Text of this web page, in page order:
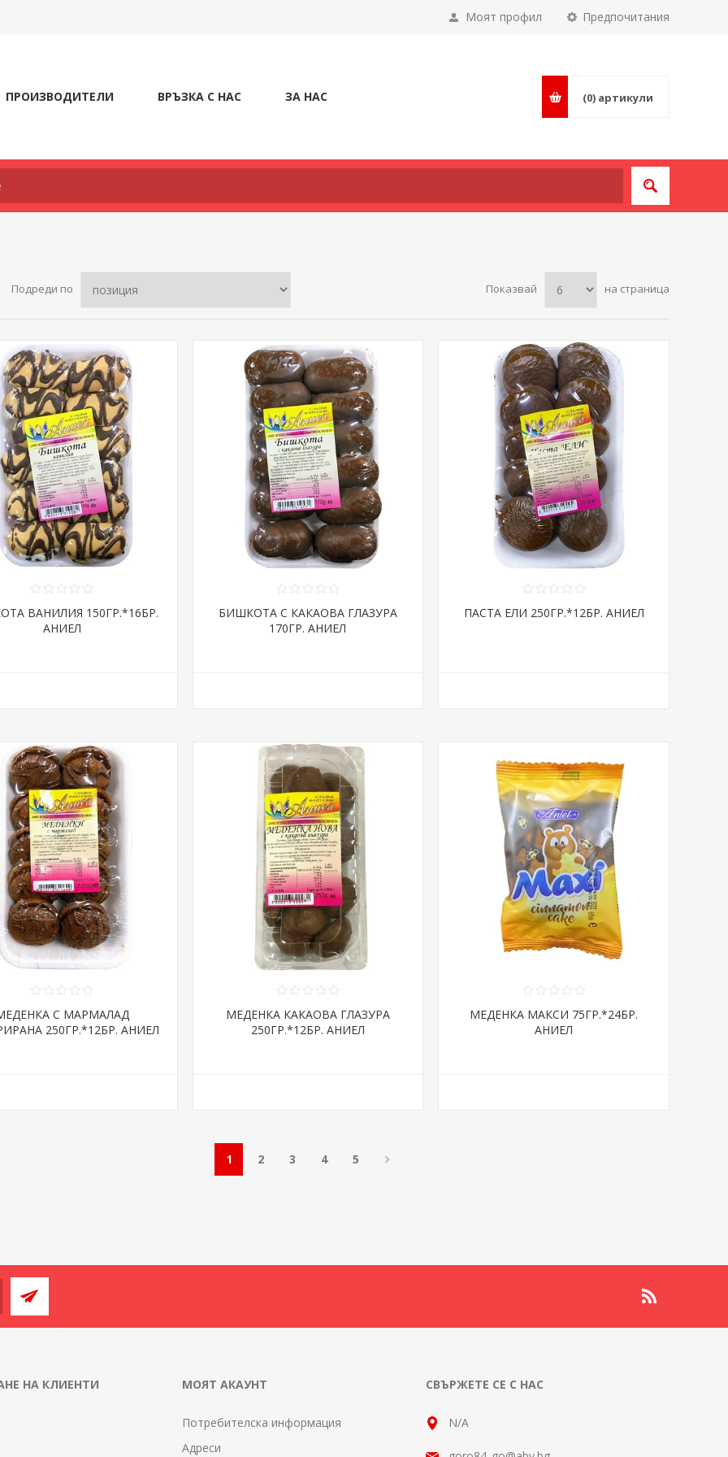
Предпочитания
Моят профил
ПРОИЗВОДИТЕЛИ ВРЪЗКА С НАС ЗА НАС (0) артикули
Подреди по Показвай на страница
ВАНИЛИЯ 150ГР.*16БР.
АНИЕЛ
БИШКОТА С КАКАОВА ГЛАЗУРА
170ГР. АНИЕЛ
ПАСТА ЕЛИ 250ГР.*12БР. АНИЕЛ
С МАРМАЛАД
250ГР.*12БР. АНИЕЛ
МЕДЕНКА КАКАОВА ГЛАЗУРА
250ГР.*12БР. АНИЕЛ
МЕДЕНКА МАКСИ 75ГР.*24БР.
АНИЕЛ
1 2 3 4 5
НА КЛИЕНТИ МОЯТ АКАУНТ
Потребителска информация
Адреси
СВЪРЖЕТЕ СЕ С НАС
N/A